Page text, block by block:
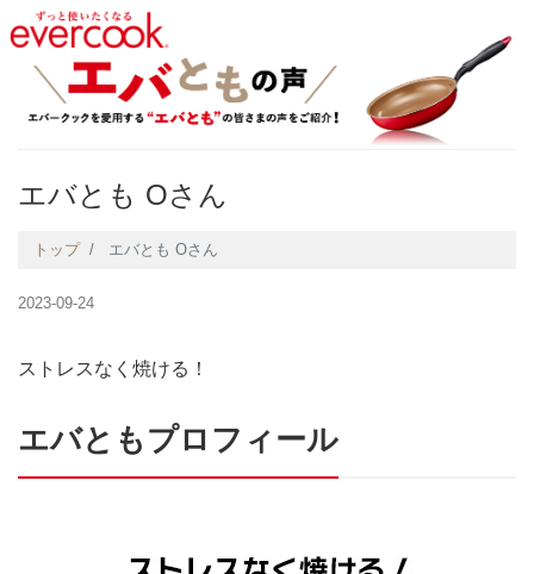
エバとも Oさん
トップ エバとも Oさん
2023-09-24
ストレスなく焼ける！
エバともプロフィール